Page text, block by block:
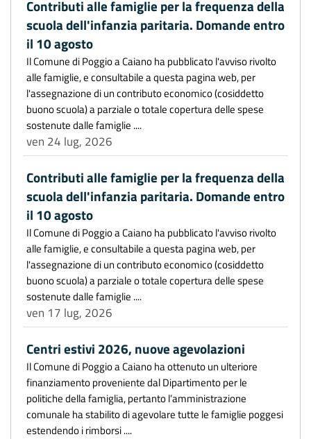
Contributi alle famiglie per la frequenza della
scuola dell'infanzia paritaria. Domande entro
il 10 agosto
Il Comune di Poggio a Caiano ha pubblicato l'avviso rivolto
alle famiglie, e consultabile a questa pagina web, per
l'assegnazione di un contributo economico (cosiddetto
buono scuola) a parziale o totale copertura delle spese
sostenute dalle famiglie ....
ven 24 lug, 2026
Contributi alle famiglie per la frequenza della
scuola dell'infanzia paritaria. Domande entro
il 10 agosto
Il Comune di Poggio a Caiano ha pubblicato l'avviso rivolto
alle famiglie, e consultabile a questa pagina web, per
l'assegnazione di un contributo economico (cosiddetto
buono scuola) a parziale o totale copertura delle spese
sostenute dalle famiglie ....
ven 17 lug, 2026
Centri estivi 2026, nuove agevolazioni
Il Comune di Poggio a Caiano ha ottenuto un ulteriore
finanziamento proveniente dal Dipartimento per le
politiche della famiglia, pertanto l’amministrazione
comunale ha stabilito di agevolare tutte le famiglie poggesi
estendendo i rimborsi ....